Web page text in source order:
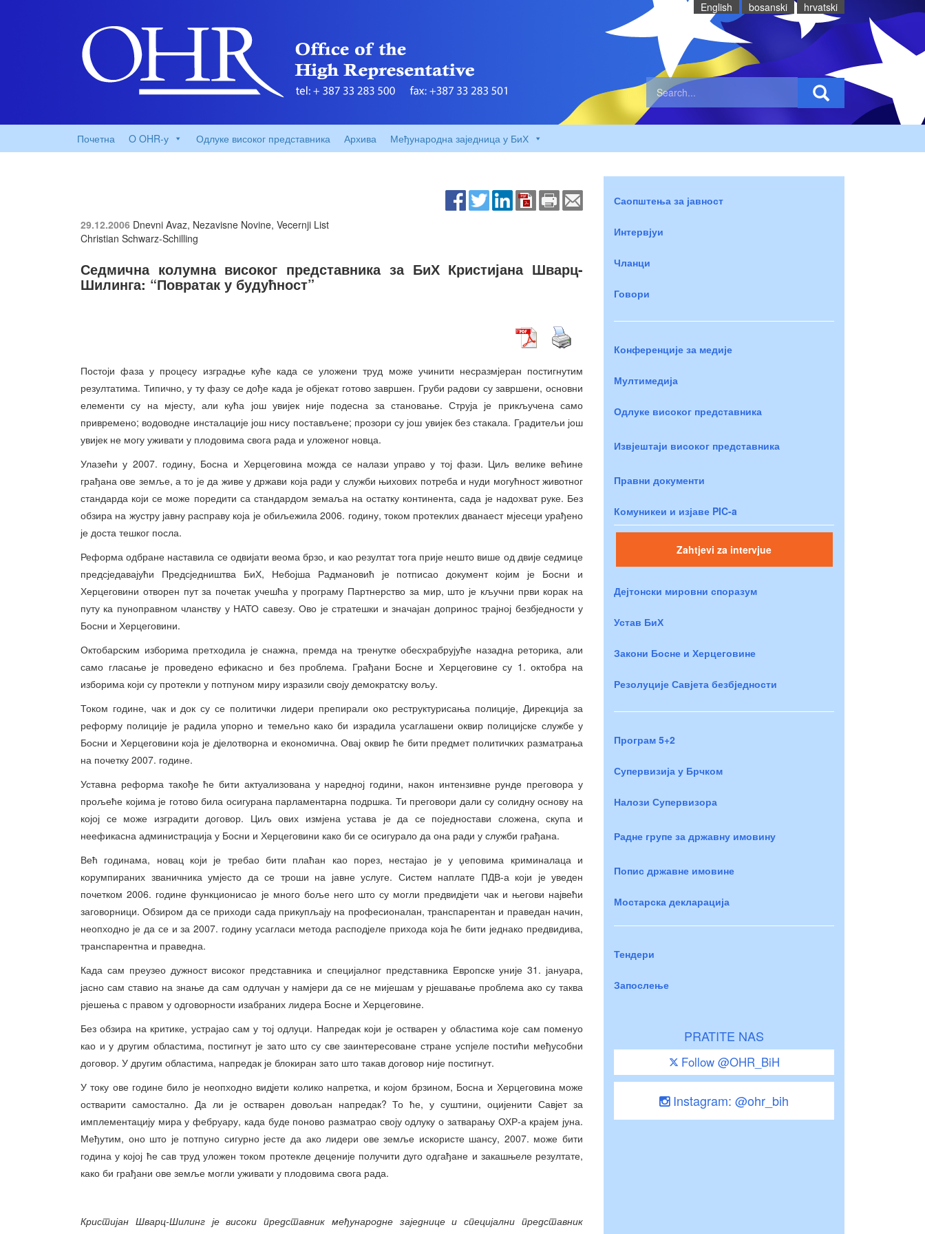
English bosanski hrvatski
Почетна O OHR-у Одлуке високог представника Архива Међународна заједница у БиХ
29.12.2006 Dnevni Avaz, Nezavisne Novine, Vecernji List
Christian Schwarz-Schilling
Седмична колумна високог представника за БиХ Кристијана Шварц-
Шилинга: “Повратак у будућност”
Постоји фаза у процесу изградње куће када се уложени труд може учинити несразмјеран постигнутим
резултатима. Типично, у ту фазу се дође када је објекат готово завршен. Груби радови су завршени, основни
елементи су на мјесту, али кућа још увијек није подесна за становање. Струја је прикључена само
привремено; водоводне инсталације још нису постављене; прозори су још увијек без стакала. Градитељи још
увијек не могу уживати у плодовима свога рада и уложеног новца.
Улазећи у 2007. годину, Босна и Херцеговина можда се налази управо у тој фази. Циљ велике већине
грађана ове земље, а то је да живе у држави која ради у служби њихових потреба и нуди могућност животног
стандарда који се може поредити са стандардом земаља на остатку континента, сада је надохват руке. Без
обзира на жустру јавну расправу која је обиљежила 2006. годину, током протеклих дванаест мјесеци урађено
је доста тешког посла.
Реформа одбране наставила се одвијати веома брзо, и као резултат тога прије нешто више од двије седмице
предсједавајући Предсједништва БиХ, Небојша Радмановић је потписао документ којим је Босни и
Херцеговини отворен пут за почетак учешћа у програму Партнерство за мир, што је кључни први корак на
путу ка пуноправном чланству у НАТО савезу. Ово је стратешки и значајан допринос трајној безбједности у
Босни и Херцеговини.
Октобарским изборима претходила је снажна, премда на тренутке обесхрабрујуће назадна реторика, али
само гласање је проведено ефикасно и без проблема. Грађани Босне и Херцеговине су 1. октобра на
изборима који су протекли у потпуном миру изразили своју демократску вољу.
Током године, чак и док су се политички лидери препирали око реструктурисања полиције, Дирекција за
реформу полиције је радила упорно и темељно како би израдила усаглашени оквир полицијске службе у
Босни и Херцеговини која је дјелотворна и економична. Овај оквир ће бити предмет политичких разматрања
на почетку 2007. године.
Уставна реформа такође ће бити актуализована у наредној години, након интензивне рунде преговора у
прољеће којима је готово била осигурана парламентарна подршка. Ти преговори дали су солидну основу на
којој се може изградити договор. Циљ ових измјена устава је да се поједностави сложена, скупа и
неефикасна администрација у Босни и Херцеговини како би се осигурало да она ради у служби грађана.
Већ годинама, новац који је требао бити плаћан као порез, нестајао је у џеповима криминалаца и
корумпираних званичника умјесто да се троши на јавне услуге. Систем наплате ПДВ-а који је уведен
почетком 2006. године функционисао је много боље него што су могли предвидјети чак и његови највећи
заговорници. Обзиром да се приходи сада прикупљају на професионалан, транспарентан и праведан начин,
неопходно је да се и за 2007. годину усагласи метода расподјеле прихода која ће бити једнако предвидива,
транспарентна и праведна.
Када сам преузео дужност високог представника и специјалног представника Европске уније 31. јануара,
јасно сам ставио на знање да сам одлучан у намјери да се не мијешам у рјешавање проблема ако су таква
рјешења с правом у одговорности изабраних лидера Босне и Херцеговине.
Без обзира на критике, устрајао сам у тој одлуци. Напредак који је остварен у областима које сам поменуо
као и у другим областима, постигнут је зато што су све заинтересоване стране успјеле постићи међусобни
договор. У другим областима, напредак је блокиран зато што такав договор није постигнут.
У току ове године било је неопходно видјети колико напретка, и којом брзином, Босна и Херцеговина може
остварити самостално. Да ли је остварен довољан напредак? То ће, у суштини, оцијенити Савјет за
имплементацију мира у фебруару, када буде поново разматрао своју одлуку о затварању ОХР-а крајем јуна.
Међутим, оно што је потпуно сигурно јесте да ако лидери ове земље искористе шансу, 2007. може бити
година у којој ће сав труд уложен током протекле деценије получити дуго одгађане и закашњеле резултате,
како би грађани ове земље могли уживати у плодовима свога рада.
Кристијан Шварц-Шилинг је високи представник међународне заједнице и специјални представник
Саопштења за јавност
Интервјуи
Чланци
Говори
Конференције за медије
Мултимедија
Одлуке високог представника
Извјештаји високог представника
Правни документи
Комуникеи и изјаве PIC-a
Zahtjevi za intervjue
Дејтонски мировни споразум
Устав БиХ
Закони Босне и Херцеговине
Резолуције Савјета безбједности
Програм 5+2
Супервизија у Брчком
Налози Супервизора
Радне групе за државну имовину
Попис државне имовине
Мостарска декларација
Тендери
Запослење
PRATITE NAS
Follow @OHR_BiH
Instagram: @ohr_bih